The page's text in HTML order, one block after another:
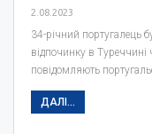
2.08.2023
34-річний португалець
відпочинку в Туреччині
повідомляють
ДАЛІ...